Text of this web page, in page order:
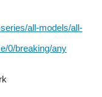
all-models/all-
0/breaking/any